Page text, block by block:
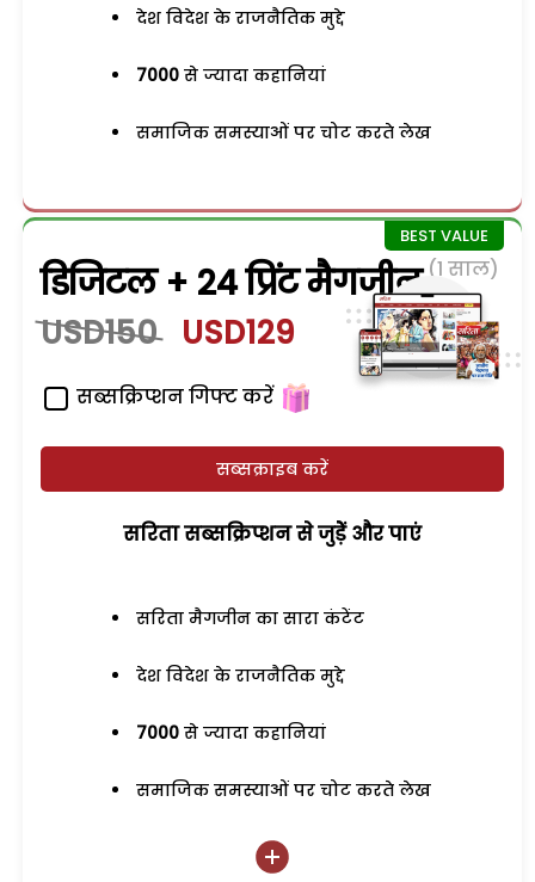
देश विदेश के राजनैतिक मुद्दे
7000 से ज्यादा कहानियां
समाजिक समस्याओं पर चोट करते लेख
डिजिटल + 24 प्रिंट मैगजीन (1 साल)
USD150 USD129
सब्सक्रिप्शन गिफ्ट करें
सब्सक्राइब करें
सरिता सब्सक्रिप्शन से जुड़ेें और पाएं
सरिता मैगजीन का सारा कंटेंट
देश विदेश के राजनैतिक मुद्दे
7000 से ज्यादा कहानियां
समाजिक समस्याओं पर चोट करते लेख